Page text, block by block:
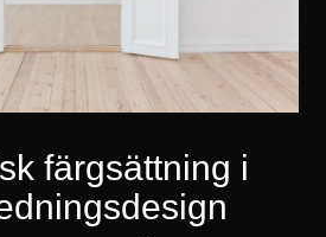
färgsättning i